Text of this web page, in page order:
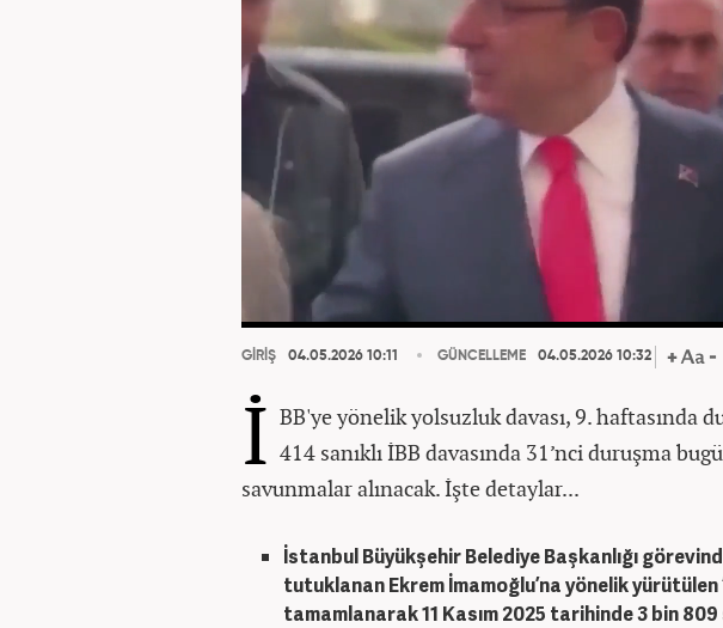
GİRİŞ 04.05.2026 10:11 GÜNCELLEME 04.05.2026 10:32
İ BB'ye yönelik yolsuzluk davası, 9. haftasında
414 sanıklı İBB davasında 31’nci duruşma
savunmalar alınacak. İşte detaylar...
İstanbul Büyükşehir Belediye Başkanlığı
tutuklanan Ekrem İmamoğlu’na yönelik yürütülen
tamamlanarak 11 Kasım 2025 tarihinde 3 bin